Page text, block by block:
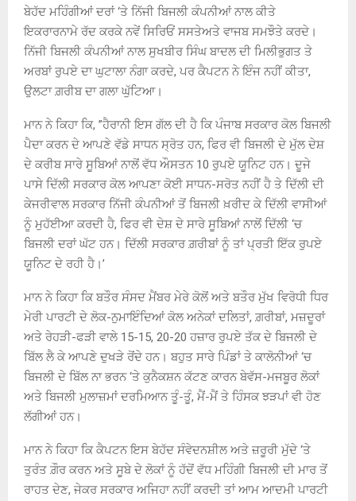
ਬੇਹੱਦ ਮਹਿੰਗੀਆਂ ਦਰਾਂ ‘ਤੇ ਨਿੱਜੀ ਬਿਜਲੀ ਕੰਪਨੀਆਂ ਨਾਲ ਕੀਤੇ
ਇਕਰਾਰਨਾਮੇ ਰੱਦ ਕਰਕੇ ਨਵੇਂ ਸਿਰਿਓਂ ਸਸਤੇਅਤੇ ਵਾਜਬ ਸਮਝੌਤੇ ਕਰਦੇ।
ਨਿੱਜੀ ਬਿਜਲੀ ਕੰਪਨੀਆਂ ਨਾਲ ਸੁਖਬੀਰ ਸਿੰਘ ਬਾਦਲ ਦੀ ਮਿਲੀਭੁਗਤ ਤੇ
ਅਰਬਾਂ ਰੁਪਏ ਦਾ ਘੁਟਾਲਾ ਨੰਗਾ ਕਰਦੇ, ਪਰ ਕੈਪਟਨ ਨੇ ਇੰਜ ਨਹੀਂ ਕੀਤਾ,
ਉਲਟਾ ਗ਼ਰੀਬ ਦਾ ਗਲਾ ਘੁੱਟਿਆ।
ਮਾਨ ਨੇ ਕਿਹਾ ਕਿ, ”ਹੈਰਾਨੀ ਇਸ ਗੱਲ ਦੀ ਹੈ ਕਿ ਪੰਜਾਬ ਸਰਕਾਰ ਕੋਲ ਬਿਜਲੀ
ਪੈਦਾ ਕਰਨ ਦੇ ਆਪਣੇ ਵੱਡੇ ਸਾਧਨ ਸ੍ਰੋਤ ਹਨ, ਫਿਰ ਵੀ ਬਿਜਲੀ ਦੇ ਮੁੱਲ ਦੇਸ਼
ਦੇ ਕਰੀਬ ਸਾਰੇ ਸੂਬਿਆਂ ਨਾਲੋਂ ਵੱਧ ਔਸਤਨ 10 ਰੁਪਏ ਯੂਨਿਟ ਹਨ। ਦੂਜੇ
ਪਾਸੇ ਦਿੱਲੀ ਸਰਕਾਰ ਕੋਲ ਆਪਣਾ ਕੋਈ ਸਾਧਨ-ਸਰੋਤ ਨਹੀਂ ਹੈ ਤੇ ਦਿੱਲੀ ਦੀ
ਕੇਜਰੀਵਾਲ ਸਰਕਾਰ ਨਿੱਜੀ ਕੰਪਨੀਆਂ ਤੋਂ ਬਿਜਲੀ ਖ਼ਰੀਦ ਕੇ ਦਿੱਲੀ ਵਾਸੀਆਂ
ਨੂੰ ਮੁਹੱਈਆ ਕਰਦੀ ਹੈ, ਫਿਰ ਵੀ ਦੇਸ਼ ਦੇ ਸਾਰੇ ਸੂਬਿਆਂ ਨਾਲੋਂ ਦਿੱਲੀ ‘ਚ
ਬਿਜਲੀ ਦਰਾਂ ਘੱਟ ਹਨ। ਦਿੱਲੀ ਸਰਕਾਰ ਗ਼ਰੀਬਾਂ ਨੂੰ ਤਾਂ ਪ੍ਰਤੀ ਇੱਕ ਰੁਪਏ
ਯੂਨਿਟ ਦੇ ਰਹੀ ਹੈ।’
ਮਾਨ ਨੇ ਕਿਹਾ ਕਿ ਬਤੌਰ ਸੰਸਦ ਮੈਂਬਰ ਮੇਰੇ ਕੋਲੋਂ ਅਤੇ ਬਤੌਰ ਮੁੱਖ ਵਿਰੋਧੀ ਧਿਰ
ਮੇਰੀ ਪਾਰਟੀ ਦੇ ਲੋਕ-ਨੁਮਾਇੰਦਿਆਂ ਕੋਲ ਅਨੇਕਾਂ ਦਲਿਤਾਂ, ਗ਼ਰੀਬਾਂ, ਮਜ਼ਦੂਰਾਂ
ਅਤੇ ਰੇਹੜੀ-ਫੜੀ ਵਾਲੇ 15-15, 20-20 ਹਜ਼ਾਰ ਰੁਪਏ ਤੱਕ ਦੇ ਬਿਜਲੀ ਦੇ
ਬਿੱਲ ਲੈ ਕੇ ਆਪਣੇ ਦੁਖੜੇ ਰੋਂਦੇ ਹਨ। ਬਹੁਤ ਸਾਰੇ ਪਿੰਡਾਂ ਤੇ ਕਾਲੋਨੀਆਂ ‘ਚ
ਬਿਜਲੀ ਦੇ ਬਿੱਲ ਨਾ ਭਰਨ ‘ਤੇ ਕੁਨੈਕਸ਼ਨ ਕੱਟਣ ਕਾਰਨ ਬੇਵੱਸ-ਮਜਬੂਰ ਲੋਕਾਂ
ਅਤੇ ਬਿਜਲੀ ਮੁਲਾਜ਼ਮਾਂ ਦਰਮਿਆਨ ਤੂੰ-ਤੂੰ, ਮੈਂ-ਮੈਂ ਤੇ ਹਿੰਸਕ ਝੜਪਾਂ ਵੀ ਹੋਣ
ਲੱਗੀਆਂ ਹਨ।
ਮਾਨ ਨੇ ਕਿਹਾ ਕਿ ਕੈਪਟਨ ਇਸ ਬੇਹੱਦ ਸੰਵੇਦਨਸ਼ੀਲ ਅਤੇ ਜ਼ਰੂਰੀ ਮੁੱਦੇ ‘ਤੇ
ਤੁਰੰਤ ਗ਼ੌਰ ਕਰਨ ਅਤੇ ਸੂਬੇ ਦੇ ਲੋਕਾਂ ਨੂੰ ਹੱਦੋਂ ਵੱਧ ਮਹਿੰਗੀ ਬਿਜਲੀ ਦੀ ਮਾਰ ਤੋਂ
ਰਾਹਤ ਦੇਣ, ਜੇਕਰ ਸਰਕਾਰ ਅਜਿਹਾ ਨਹੀਂ ਕਰਦੀ ਤਾਂ ਆਮ ਆਦਮੀ ਪਾਰਟੀ